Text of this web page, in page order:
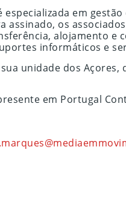
especializada em
assinado, os
alojamento e
informáticos e
unidade dos
em Portugal